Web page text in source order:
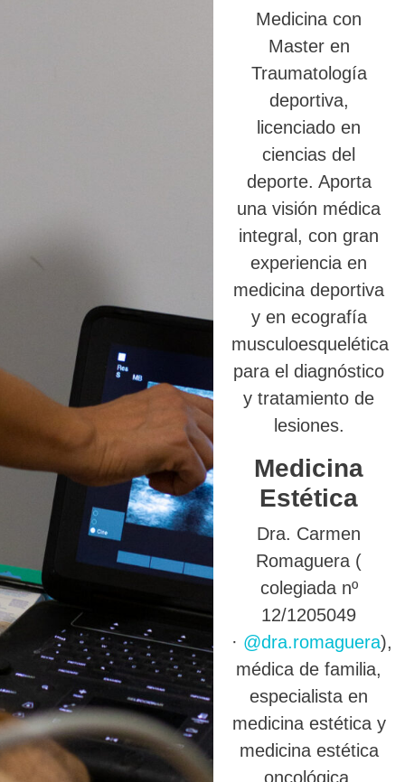
Medicina con
Master en
Traumatología
deportiva,
licenciado en
ciencias del
deporte. Aporta
una visión médica
integral, con gran
experiencia en
medicina deportiva
y en ecografía
musculoesquelética
para el diagnóstico
y tratamiento de
lesiones.
Medicina
Estética
Dra. Carmen
Romaguera (
colegiada nº
12/1205049
· @dra.romaguera),
médica de familia,
especialista en
medicina estética y
medicina estética
oncológica.